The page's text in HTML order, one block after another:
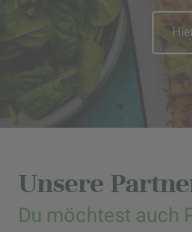
Unsere
Du möchtest auch